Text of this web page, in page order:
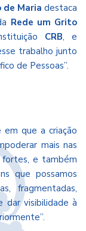
de Maria destaca
Rede um Grito
CRB, e
trabalho junto
de Pessoas”.
em que a criação
mais nas
fortes, e também
que possamos
fragmentadas,
dar visibilidade à